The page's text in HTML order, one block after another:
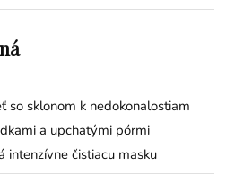
so sklonom k nedokonalostiam
a upchatými pórmi
intenzívne čistiacu masku